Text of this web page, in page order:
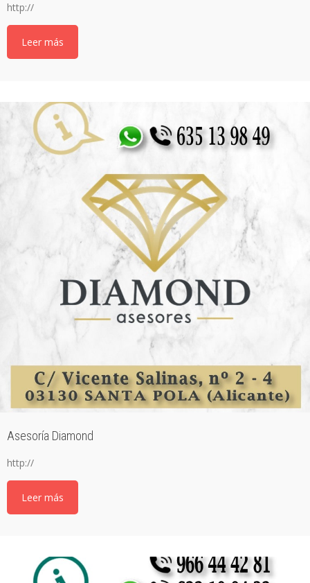
http://
Leer más
Asesoría Diamond
http://
Leer más